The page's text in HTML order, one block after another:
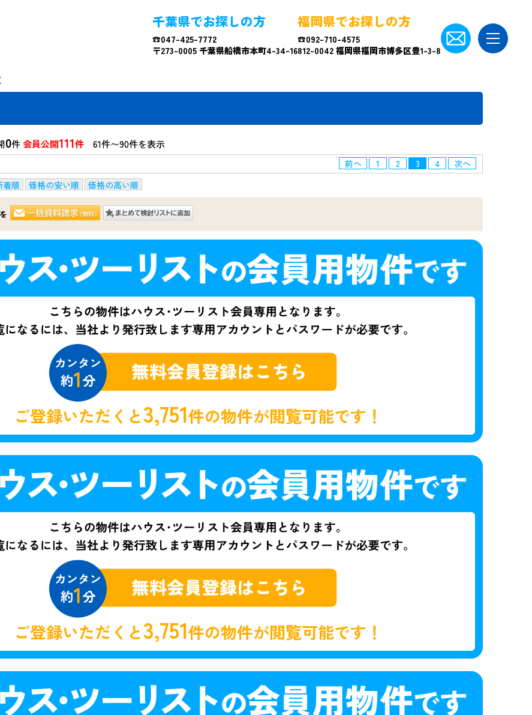
千葉県でお探しの方
☎047-425-7772
〒273-0005 千葉県船橋市本町4-34-16
福岡県でお探しの方
☎092-710-4575
812-0042 福岡県福岡市博多区豊1-3-8
0件会員公開111件 61件〜90件を表示
前へ 1 2 3 4
次へ
着順 価格の安い順 価格の高い順
ご登録いただくと3,751件の物件が閲覧可能です！
ご登録いただくと3,751件の物件が閲覧可能です！